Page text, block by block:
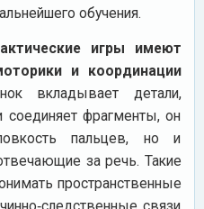
обучения.
игры имеют
и координации
вкладывает детали,
фрагменты, он
пальцев, но и
за речь. Такие
пространственные
связи